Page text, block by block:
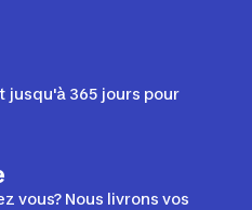
jusqu'à 365 jours pour
vous? Nous livrons vos